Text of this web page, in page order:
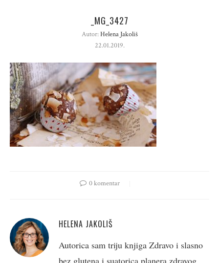
_MG_3427
Autor:Helena Jakoliš
22.01.2019.
0 komentar
HELENA JAKOLIŠ
Autorica sam triju knjiga Zdravo i slasno
bez glutena i suatorica planera zdravog